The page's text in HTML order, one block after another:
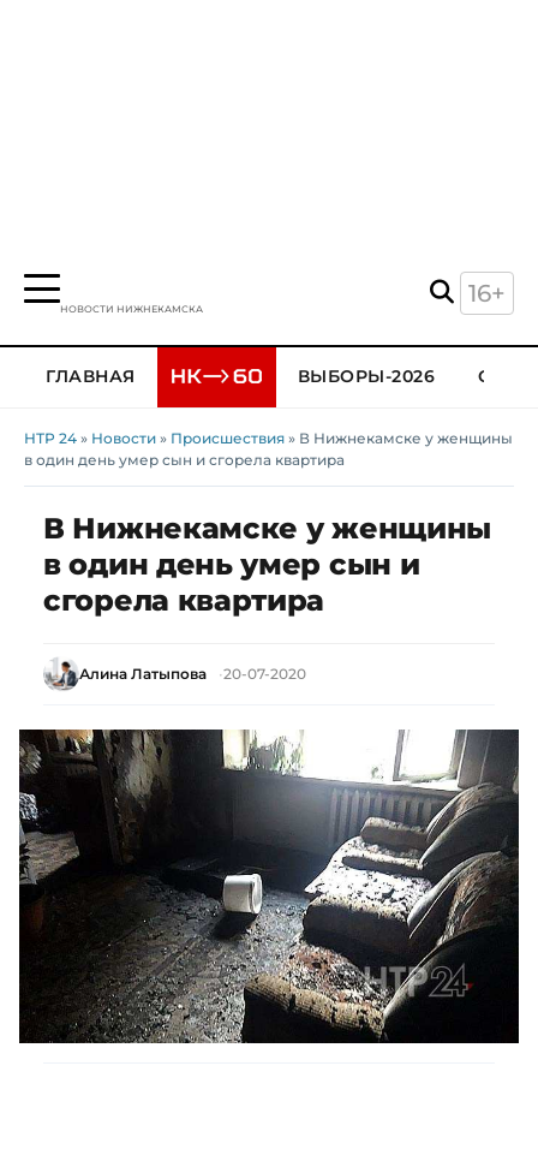
НОВОСТИ НИЖНЕКАМСКА
16+
ГЛАВНАЯ ВЫБОРЫ-2026
НТР 24 » Новости » Происшествия » В Нижнекамске у женщины
в один день умер сын и сгорела квартира
В Нижнекамске у женщины
в один день умер сын и
сгорела квартира
Алина Латыпова 20-07-2020